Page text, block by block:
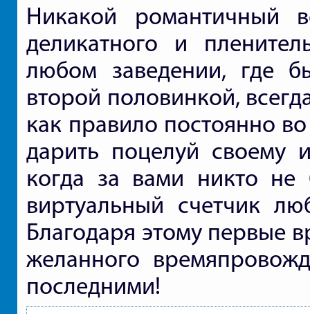
Никакой романтичный
деликатного и
любом заведении, где
второй половинкой,
как правило постоянно
дарить поцелуй своему
когда за вами никто не
виртуальный счетчик
Благодаря этому первые
желанного
последними!